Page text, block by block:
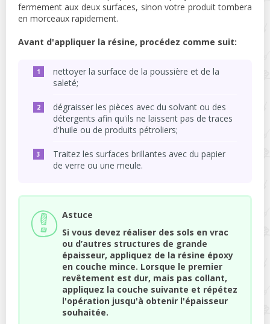
fermement aux deux surfaces, sinon votre produit tombera
en morceaux rapidement.
Avant d'appliquer la résine, procédez comme suit:
nettoyer la surface de la poussière et de la
saleté;
dégraisser les pièces avec du solvant ou des
détergents afin qu'ils ne laissent pas de traces
d'huile ou de produits pétroliers;
Traitez les surfaces brillantes avec du papier
de verre ou une meule.
Astuce
Si vous devez réaliser des sols en vrac
ou d’autres structures de grande
épaisseur, appliquez de la résine époxy
en couche mince. Lorsque le premier
revêtement est dur, mais pas collant,
appliquez la couche suivante et répétez
l'opération jusqu'à obtenir l'épaisseur
souhaitée.